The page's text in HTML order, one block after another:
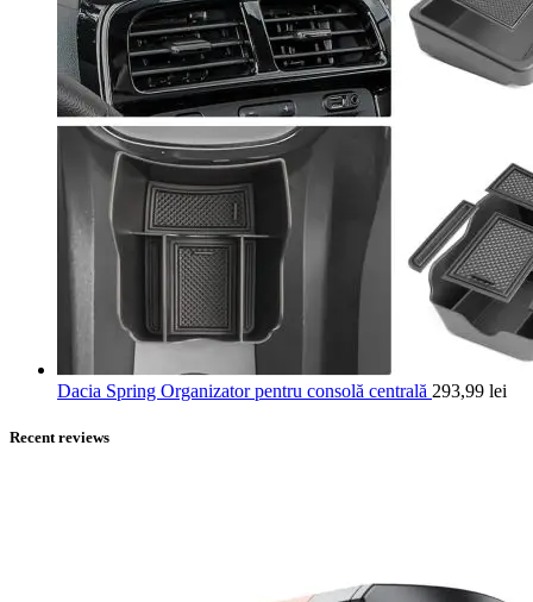
Dacia Spring Organizator pentru consolă centrală 293,99 lei
Recent reviews